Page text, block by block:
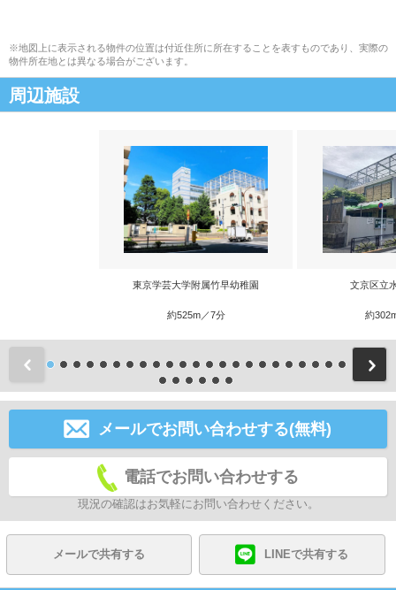
※地図上に表示される物件の位置は付近住所に所在することを表すものであり、実際の
物件所在地とは異なる場合がございます。
周辺施設
東京学芸大学附属竹早幼稚園
約525m／7分
文京区立
約
前
メールでお問い合わせする(無料)
電話でお問い合わせする
現況の確認はお気軽にお問い合わせください。
メールで共有する LINEで共有する